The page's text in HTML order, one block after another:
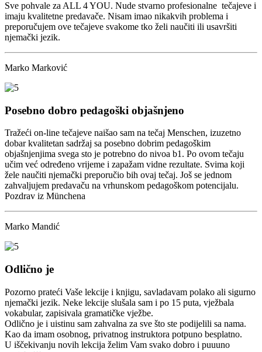
Sve pohvale za ALL 4 YOU. Nude stvarno profesionalne tečajeve i
imaju kvalitetne predavače. Nisam imao nikakvih problema i
preporučujem ove tečajeve svakome tko želi naučiti ili usavršiti
njemački jezik.
Marko Marković
Posebno dobro pedagoški objašnjeno
Tražeći on-line tečajeve naišao sam na tečaj Menschen, izuzetno
dobar kvalitetan sadržaj sa posebno dobrim pedagoškim
objašnjenjima svega sto je potrebno do nivoa b1. Po ovom tečaju
učim već određeno vrijeme i zapažam vidne rezultate. Svima koji
žele naučiti njemački preporučio bih ovaj tečaj. Još se jednom
zahvaljujem predavaču na vrhunskom pedagoškom potencijalu.
Pozdrav iz Münchena
Marko Mandić
Odlično je
Pozorno prateći Vaše lekcije i knjigu, savladavam polako ali sigurno
njemački jezik. Neke lekcije slušala sam i po 15 puta, vježbala
vokabular, zapisivala gramatičke vježbe.
Odlično je i uistinu sam zahvalna za sve što ste podijelili sa nama.
Kao da imam osobnog, privatnog instruktora potpuno besplatno.
U iščekivanju novih lekcija želim Vam svako dobro i puuuno